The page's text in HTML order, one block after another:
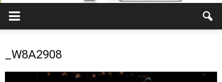
_W8A2908